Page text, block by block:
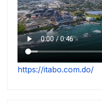
https://itabo.com.do/